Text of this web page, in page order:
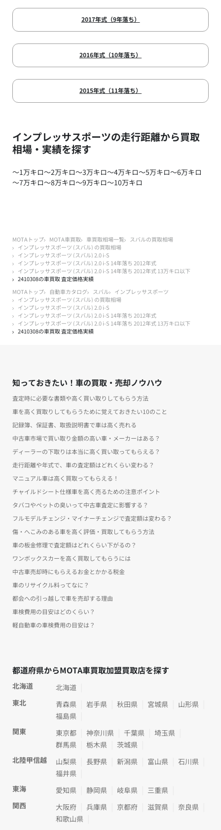
2017年式（9年落ち）
2016年式（10年落ち）
2015年式（11年落ち）
インプレッサスポーツの走行距離から買取
相場・実績を探す
～1万キロ～2万キロ～3万キロ～4万キロ～5万キロ～6万キロ
～7万キロ～8万キロ～9万キロ～10万キロ
MOTAトップ MOTA車買取 車買取相場一覧
スバルの買取相場
インプレッサスポーツ (スバル) の買取相場
インプレッサスポーツ (スバル) 2.0 i-S
インプレッサスポーツ (スバル) 2.0 i-S 14年落ち 2012年式
インプレッサスポーツ (スバル) 2.0 i-S 14年落ち 2012年式 13万キロ以下
2410308の車買取 査定価格実績
MOTAトップ
自動車カタログ スバル
インプレッサスポーツ
インプレッサスポーツ (スバル) の買取相場
インプレッサスポーツ (スバル) 2.0 i-S
インプレッサスポーツ (スバル) 2.0 i-S 14年落ち 2012年式
インプレッサスポーツ (スバル) 2.0 i-S 14年落ち 2012年式 13万キロ以下
2410308の車買取 査定価格実績
知っておきたい！車の買取・売却ノウハウ
査定時に必要な書類や高く買い取りしてもらう方法
車を高く買取りしてもらうために覚えておきたい10のこと
記録簿、保証書、取扱説明書で車は高く売れる
中古車市場で買い取り金額の高い車・メーカーはある？
ディーラーの下取りは本当に高く買い取ってもらえる？
走行距離や年式で、車の査定額はどれくらい変わる？
マニュアル車は高く買取ってもらえる！
チャイルドシート仕様車を高く売るための注意ポイント
タバコやペットの臭いって中古車査定に影響する？
フルモデルチェンジ・マイナーチェンジで査定額は変わる？
傷・へこみのある車を高く評価・買取してもらう方法
車の板金修理で査定額はどれくらい下がるの？
ワンボックスカーを高く買取してもらうには
中古車売却時にもらえるお金とかかる税金
車のリサイクル料ってなに？
都会への引っ越しで車を売却する理由
車検費用の目安はどのくらい？
軽自動車の車検費用の目安は？
都道府県からMOTA車買取加盟買取店を探す
北海道
北海道
東北
青森県 岩手県 秋田県 宮城県
山形県
福島県
関東
東京都 神奈川県 千葉県
埼玉県
群馬県
栃木県
茨城県
北陸甲信越
山梨県 長野県 新潟県 富山県
石川県
福井県
東海
愛知県 静岡県 岐阜県
三重県
関西
大阪府 兵庫県 京都府 滋賀県
奈良県
和歌山県